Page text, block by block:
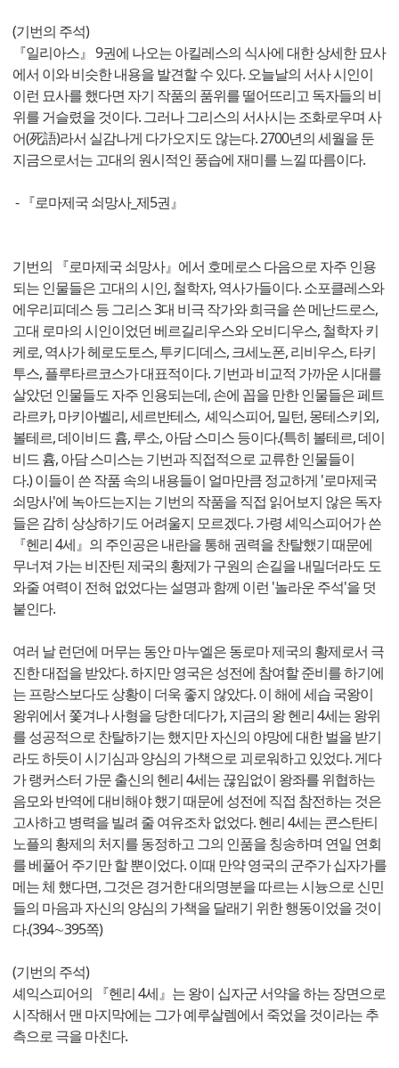
(기번의 주석)
『일리아스』 9권에 나오는 아킬레스의 식사에 대한 상세한 묘사
에서 이와 비슷한 내용을 발견할 수 있다. 오늘날의 서사 시인이
이런 묘사를 했다면 자기 작품의 품위를 떨어뜨리고 독자들의 비
위를 거슬렸을 것이다. 그러나 그리스의 서사시는 조화로우며 사
어(死語)라서 실감나게 다가오지도 않는다. 2700년의 세월을 둔
지금으로서는 고대의 원시적인 풍습에 재미를 느낄 따름이다.
- 『로마제국 쇠망사_제5권』
기번의 『로마제국 쇠망사』에서 호메로스 다음으로 자주 인용
되는 인물들은 고대의 시인, 철학자, 역사가들이다. 소포클레스와
에우리피데스 등 그리스 3대 비극 작가와 희극을 쓴 메난드로스,
고대 로마의 시인이었던 베르길리우스와 오비디우스, 철학자 키
케로, 역사가 헤로도토스, 투키디데스, 크세노폰, 리비우스, 타키
투스, 플루타르코스가 대표적이다. 기번과 비교적 가까운 시대를
살았던 인물들도 자주 인용되는데, 손에 꼽을 만한 인물들은 페트
라르카, 마키아벨리, 세르반테스, 셰익스피어, 밀턴, 몽테스키외,
볼테르, 데이비드 흄, 루소, 아담 스미스 등이다.(특히 볼테르, 데이
비드 흄, 아담 스미스는 기번과 직접적으로 교류한 인물들이
다.) 이들이 쓴 작품 속의 내용들이 얼마만큼 정교하게 '로마제국
쇠망사'에 녹아드는지는 기번의 작품을 직접 읽어보지 않은 독자
들은 감히 상상하기도 어려울지 모르겠다. 가령 셰익스피어가 쓴
『헨리 4세』의 주인공은 내란을 통해 권력을 찬탈했기 때문에
무너져 가는 비잔틴 제국의 황제가 구원의 손길을 내밀더라도 도
와줄 여력이 전혀 없었다는 설명과 함께 이런 '놀라운 주석'을 덧
붙인다.
여러 날 런던에 머무는 동안 마누엘은 동로마 제국의 황제로서 극
진한 대접을 받았다. 하지만 영국은 성전에 참여할 준비를 하기에
는 프랑스보다도 상황이 더욱 좋지 않았다. 이 해에 세습 국왕이
왕위에서 쫓겨나 사형을 당한 데다가, 지금의 왕 헨리 4세는 왕위
를 성공적으로 찬탈하기는 했지만 자신의 야망에 대한 벌을 받기
라도 하듯이 시기심과 양심의 가책으로 괴로워하고 있었다. 게다
가 랭커스터 가문 출신의 헨리 4세는 끊임없이 왕좌를 위협하는
음모와 반역에 대비해야 했기 때문에 성전에 직접 참전하는 것은
고사하고 병력을 빌려 줄 여유조차 없었다. 헨리 4세는 콘스탄티
노플의 황제의 처지를 동정하고 그의 인품을 칭송하며 연일 연회
를 베풀어 주기만 할 뿐이었다. 이때 만약 영국의 군주가 십자가를
메는 체 했다면, 그것은 경거한 대의명분을 따르는 시늉으로 신민
들의 마음과 자신의 양심의 가책을 달래기 위한 행동이었을 것이
다.(394∼395쪽)
(기번의 주석)
셰익스피어의 『헨리 4세』는 왕이 십자군 서약을 하는 장면으로
시작해서 맨 마지막에는 그가 예루살렘에서 죽었을 것이라는 추
측으로 극을 마친다.